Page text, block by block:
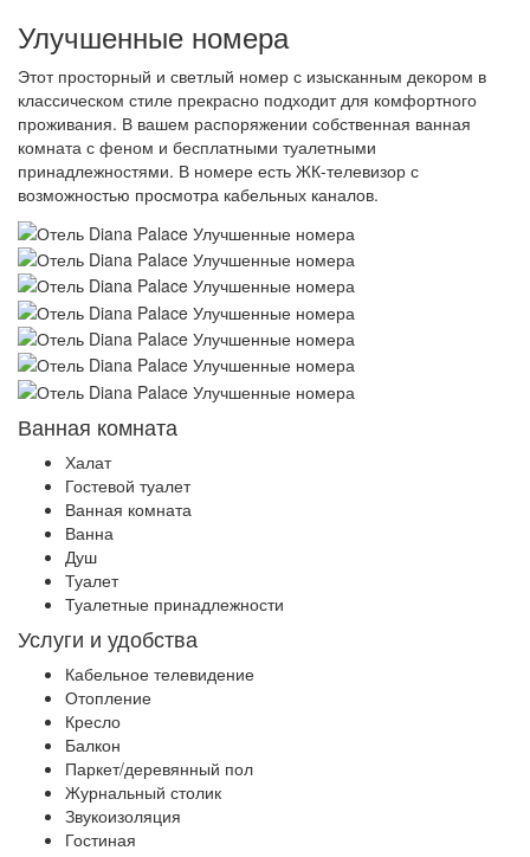
Улучшенные номера
Этот просторный и светлый номер с изысканным декором в
классическом стиле прекрасно подходит для комфортного
проживания. В вашем распоряжении собственная ванная
комната с феном и бесплатными туалетными
принадлежностями. В номере есть ЖК-телевизор с
возможностью просмотра кабельных каналов.
Ванная комната
Халат
Гостевой туалет
Ванная комната
Ванна
Душ
Туалет
Туалетные принадлежности
Услуги и удобства
Кабельное телевидение
Отопление
Кресло
Балкон
Паркет/деревянный пол
Журнальный столик
Звукоизоляция
Гостиная